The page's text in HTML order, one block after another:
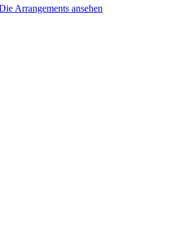
Arrangements ansehen